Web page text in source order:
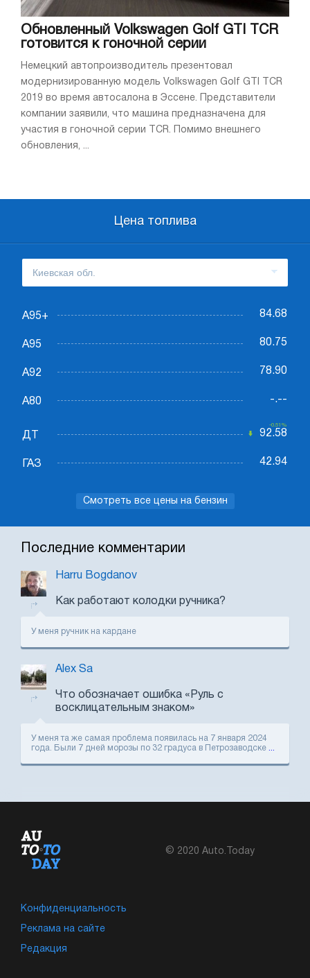
Обновленный Volkswagen Golf GTI TCR
готовится к гоночной серии
Немецкий автопроизводитель презентовал
модернизированную модель Volkswagen Golf GTI TCR
2019 во время автосалона в Эссене. Представители
компании заявили, что машина предназначена для
участия в гоночной серии TCR. Помимо внешнего
обновления, ...
Цена топлива
А95+ 84.68
А95 80.75
А92 78.90
А80 -.--
ДТ
-0.51%
92.58
ГАЗ 42.94
Смотреть все цены на бензин
Последние комментарии
Harru Bogdanov
Как работают колодки ручника?
У меня ручник на кардане
Alex Sa
Что обозначает ошибка «Руль с
восклицательным знаком»
У меня та же самая проблема появилась на 7 января 2024
года. Были 7 дней морозы по 32 градуса в Петрозаводске ...
© 2020 Auto.Today
Конфиденциальность
Реклама на сайте
Редакция